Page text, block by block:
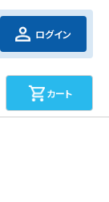
ログイン
カート